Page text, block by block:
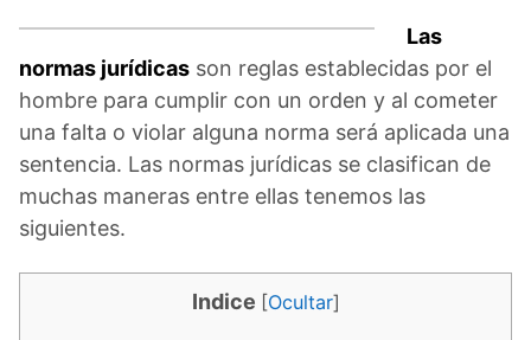
Las
normas jurídicas son reglas establecidas por el
hombre para cumplir con un orden y al cometer
una falta o violar alguna norma será aplicada una
sentencia. Las normas jurídicas se clasifican de
muchas maneras entre ellas tenemos las
siguientes.
Indice [Ocultar]